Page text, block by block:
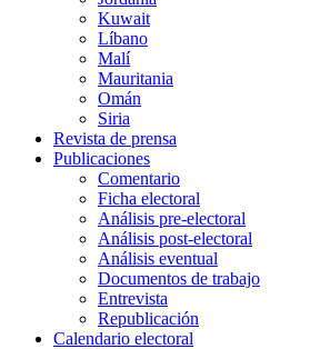
Kuwait
Líbano
Malí
Mauritania
Omán
Siria
Revista de prensa
Publicaciones
Comentario
Ficha electoral
Análisis pre-electoral
Análisis post-electoral
Análisis eventual
Documentos de trabajo
Entrevista
Republicación
Calendario electoral